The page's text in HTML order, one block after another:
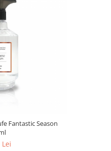
Fantastic Season